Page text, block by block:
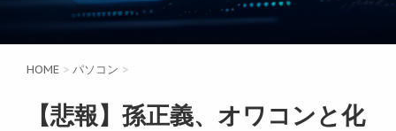
HOME > パソコン >
【悲報】孫正義、オワコンと化